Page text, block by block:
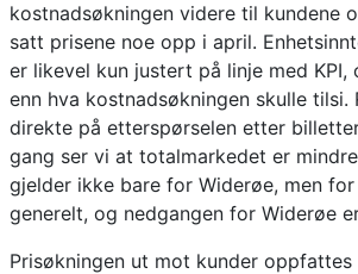
kostnadsøkningen videre til kundene
satt prisene noe opp i april.
er likevel kun justert på linje med KPI,
enn hva kostnadsøkningen skulle tilsi.
direkte på etterspørselen etter
gang ser vi at totalmarkedet er
gjelder ikke bare for Widerøe, men
generelt, og nedgangen for Widerøe
Prisøkningen ut mot kunder